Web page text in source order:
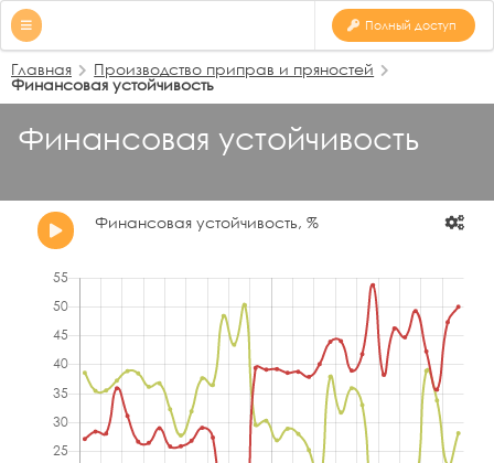
Полный доступ
Главная Производство приправ и пряностей
Финансовая устойчивость
Финансовая устойчивость
Финансовая устойчивость, %